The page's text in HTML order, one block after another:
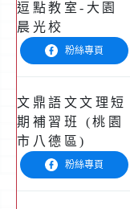
逗點教室-大園
晨光校
粉絲專頁
文鼎語文文理短
期補習班 (桃園
市八德區)
粉絲專頁